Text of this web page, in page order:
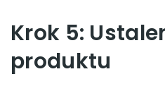
Krok 5:
produktu